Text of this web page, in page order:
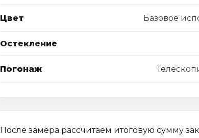
Цвет Базовое
Остекление
Погонаж
После замера рассчитаем итоговую сумму